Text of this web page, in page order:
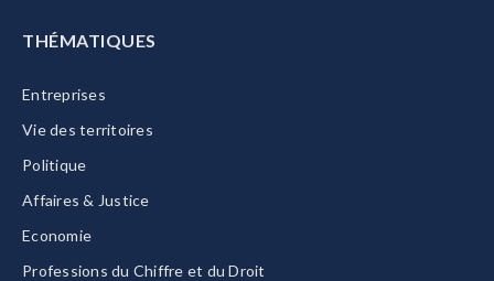
THÉMATIQUES
Entreprises
Vie des territoires
Politique
Affaires & Justice
Economie
Professions du Chiffre et du Droit